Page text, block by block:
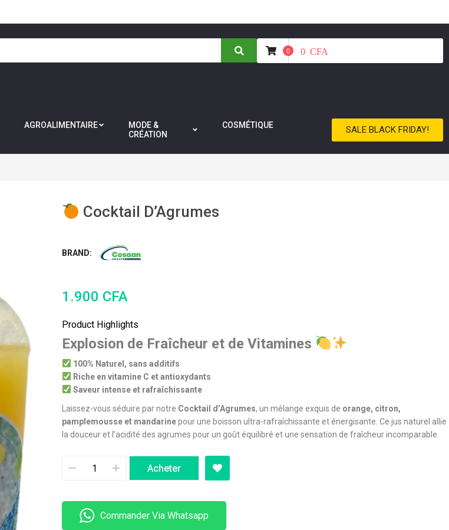
0 0CFA
AGROALIMENTAIRE
MODE &
CRÉATION
COSMÉTIQUE SALE BLACK FRIDAY!
Cocktail D’Agrumes
BRAND:
1.900 CFA
Product Highlights
Explosion de Fraîcheur et de Vitamines
100% Naturel, sans additifs
Riche en vitamine C et antioxydants
Saveur intense et rafraîchissante
Laissez-vous séduire par notre Cocktail d’Agrumes, un mélange exquis de orange, citron,
pamplemousse et mandarinepour une boisson ultra-rafraîchissante et énergisante. Ce jus naturel allie
la douceur et l’acidité des agrumes pour un goût équilibré et une sensation de fraîcheur incomparable.
Acheter
Commander Via Whatsapp